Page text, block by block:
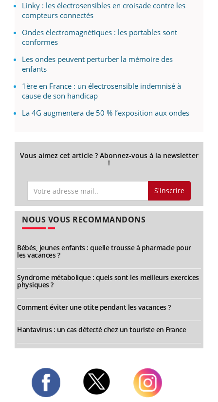
Linky : les électrosensibles en croisade contre les
compteurs connectés
Ondes électromagnétiques : les portables sont
conformes
Les ondes peuvent perturber la mémoire des
enfants
1ère en France : un électrosensible indemnisé à
cause de son handicap
La 4G augmentera de 50 % l’exposition aux ondes
Vous aimez cet article ? Abonnez-vous à la newsletter
!
S'inscrire
NOUS VOUS RECOMMANDONS
Bébés, jeunes enfants : quelle trousse à pharmacie pour
les vacances ?
Syndrome métabolique : quels sont les meilleurs exercices
physiques ?
Comment éviter une otite pendant les vacances ?
Hantavirus : un cas détecté chez un touriste en France